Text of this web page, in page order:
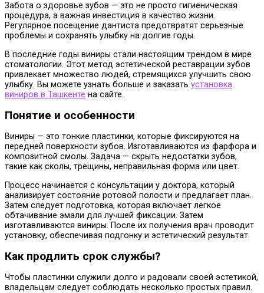
Забота о здоровье зубов — это не просто гигиеническая
процедура, а важная инвестиция в качество жизни.
Регулярное посещение дантиста предотвратят серьезные
проблемы и сохранять улыбку на долгие годы.
В последние годы виниры стали настоящим трендом в мире
стоматологии. Этот метод эстетической реставрации зубов
привлекает множество людей, стремящихся улучшить свою
улыбку. Вы можете узнать больше и заказать установка
виниров в Ташкенте на сайте.
Понятие и особенности
Виниры — это тонкие пластинки, которые фиксируются на
передней поверхности зубов. Изготавливаются из фарфора и
композитной смолы. Задача — скрыть недостатки зубов,
такие как сколы, трещины, неправильная форма или цвет.
Процесс начинается с консультации у доктора, который
анализирует состояние ротовой полости и предлагает план.
Затем следует подготовка, которая включает легкое
обтачивание эмали для лучшей фиксации. Затем
изготавливаются виниры. После их получения врач проводит
установку, обеспечивая подгонку и эстетический результат.
Как продлить срок службы?
Чтобы пластинки служили долго и радовали своей эстетикой,
владельцам следует соблюдать несколько простых правил.